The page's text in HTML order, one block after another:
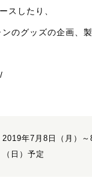
スしたり、
のグッズの企画、
2019年7月8日（月）～
（日）予定